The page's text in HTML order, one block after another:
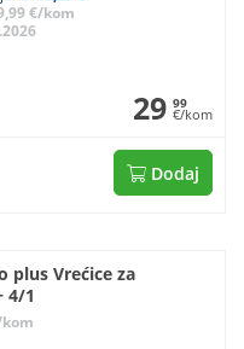
€/kom
29 99
€/kom
Dodaj
plus Vrećice za
4/1